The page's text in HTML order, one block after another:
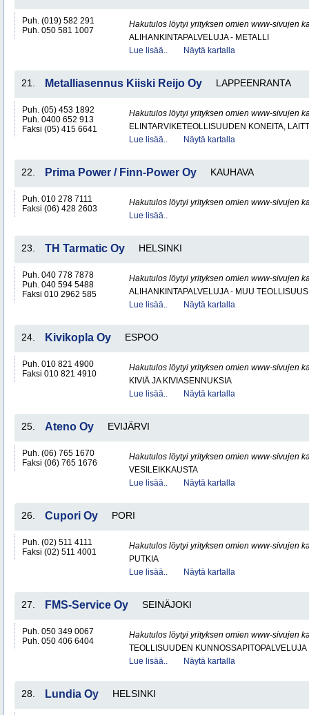
Puh. (019) 582 291
Puh. 050 581 1007
Hakutulos löytyi yrityksen omien www-sivujen
ALIHANKINTAPALVELUJA - METALLI
Lue lisää..
Näytä kartalla
21. Metalliasennus Kiiski Reijo Oy LAPPEENRANTA
Puh. (05) 453 1892
Puh. 0400 652 913
Faksi (05) 415 6641
Hakutulos löytyi yrityksen omien www-sivujen
ELINTARVIKETEOLLISUUDEN KONEITA,
Lue lisää..
Näytä kartalla
22. Prima Power / Finn-Power Oy KAUHAVA
Puh. 010 278 7111
Faksi (06) 428 2603
Hakutulos löytyi yrityksen omien www-sivujen
Lue lisää..
23. TH Tarmatic Oy HELSINKI
Puh. 040 778 7878
Puh. 040 594 5488
Faksi 010 2962 585
Hakutulos löytyi yrityksen omien www-sivujen
ALIHANKINTAPALVELUJA - MUU TEOLLISUUS
Lue lisää..
Näytä kartalla
24. Kivikopla Oy ESPOO
Puh. 010 821 4900
Faksi 010 821 4910
Hakutulos löytyi yrityksen omien www-sivujen
KIVIÄ JA KIVIASENNUKSIA
Lue lisää..
Näytä kartalla
25. Ateno Oy EVIJÄRVI
Puh. (06) 765 1670
Faksi (06) 765 1676
Hakutulos löytyi yrityksen omien www-sivujen
VESILEIKKAUSTA
Lue lisää..
Näytä kartalla
26. Cupori Oy PORI
Puh. (02) 511 4111
Faksi (02) 511 4001
Hakutulos löytyi yrityksen omien www-sivujen
PUTKIA
Lue lisää..
Näytä kartalla
27. FMS-Service Oy SEINÄJOKI
Puh. 050 349 0067
Puh. 050 406 6404
Hakutulos löytyi yrityksen omien www-sivujen
TEOLLISUUDEN KUNNOSSAPITOPALVELUJA
Lue lisää..
Näytä kartalla
28. Lundia Oy HELSINKI